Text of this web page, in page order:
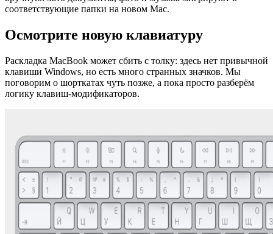
соответствующие папки на новом Mac.
Осмотрите новую клавиатуру
Раскладка MacBook может сбить с толку: здесь нет привычной
клавиши Windows, но есть много странных значков. Мы
поговорим о шорткатах чуть позже, а пока просто разберём
логику клавиш-модификаторов.